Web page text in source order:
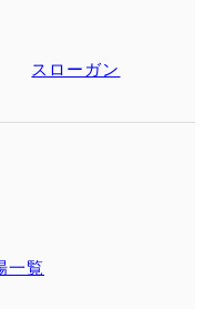
スローガン
一覧